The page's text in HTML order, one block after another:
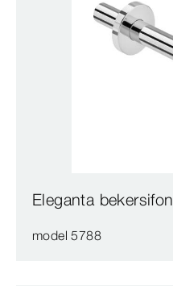
Eleganta bekersifon
model 5788